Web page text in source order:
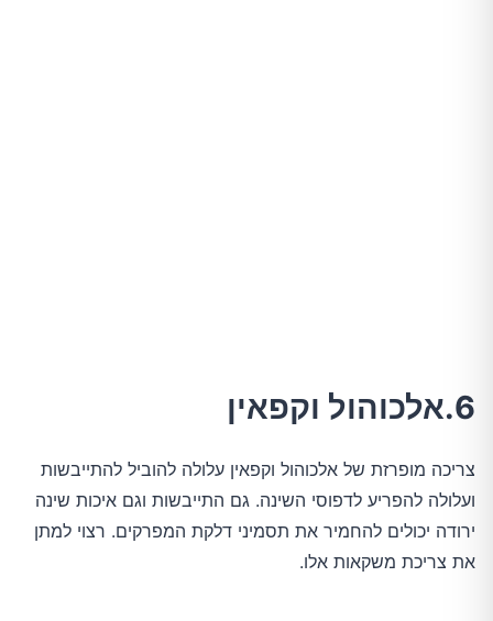
6.אלכוהול וקפאין
צריכה מופרזת של אלכוהול וקפאין עלולה להוביל להתייבשות
ועלולה להפריע לדפוסי השינה. גם התייבשות וגם איכות שינה
ירודה יכולים להחמיר את תסמיני דלקת המפרקים. רצוי למתן
את צריכת משקאות אלו.